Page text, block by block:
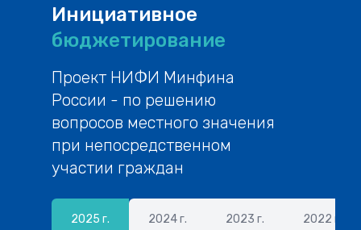
Инициативное
бюджетирование
Проект НИФИ Минфина
России - по решению
вопросов местного значения
при непосредственном
участии граждан
2025 г. 2024 г. 2023 г. 2022 г.